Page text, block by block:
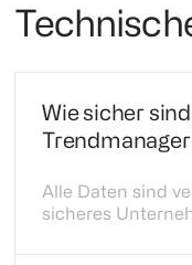
Wie sicher
Alle Daten sind
sicheres